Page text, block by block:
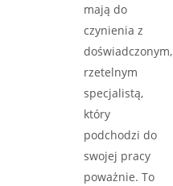
mają do
czynienia z
doświadczonym,
rzetelnym
specjalistą,
który
podchodzi do
swojej pracy
poważnie. To